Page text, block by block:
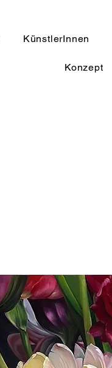
KünstlerInnen
Konzept